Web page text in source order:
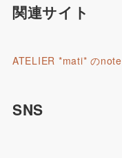
関連サイト
ATELIER *mati* のnote
SNS